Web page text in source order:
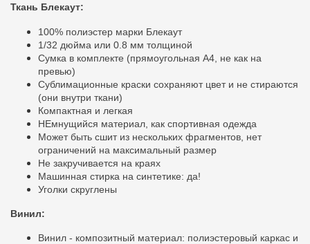
Ткань Блекаут:
100% полиэстер марки Блекаут
1/32 дюйма или 0.8 мм толщиной
Сумка в комплекте (прямоугольная A4, не как на
превью)
Сублимационные краски сохраняют цвет и не стираются
(они внутри ткани)
Компактная и легкая
НЕмнущийся материал, как спортивная одежда
Может быть сшит из нескольких фрагментов, нет
ограничений на максимальный размер
Не закручивается на краях
Машинная стирка на синтетике: да!
Уголки скруглены
Винил:
Винил - композитный материал: полиэстеровый каркас и